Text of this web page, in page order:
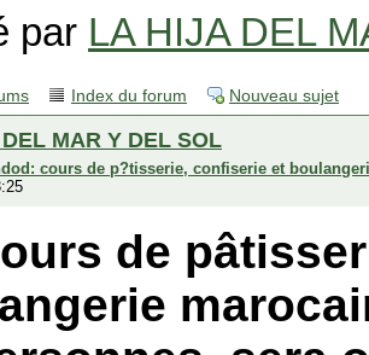
par LA HIJA DEL
Index du forum Nouveau sujet
MAR Y DEL SOL
cours de p?tisserie, confiserie et
de